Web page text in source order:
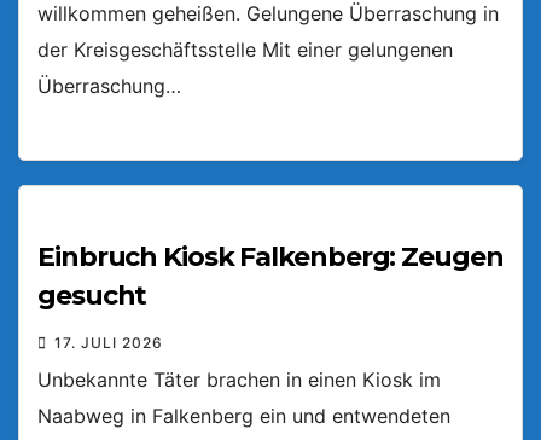
willkommen geheißen. Gelungene Überraschung in
der Kreisgeschäftsstelle Mit einer gelungenen
Überraschung…
Einbruch Kiosk Falkenberg: Zeugen
gesucht
17. JULI 2026
Unbekannte Täter brachen in einen Kiosk im
Naabweg in Falkenberg ein und entwendeten